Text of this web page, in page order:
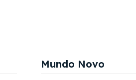
Mundo Novo